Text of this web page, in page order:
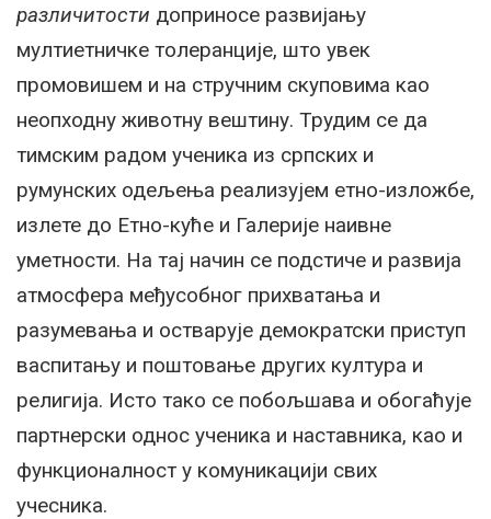
различитости доприносе развијању
мултиетничке толеранције, што увек
промовишем и на стручним скуповима као
неопходну животну вештину. Трудим се да
тимским радом ученика из српских и
румунских одељења реализујем етно-изложбе,
излете до Етно-куће и Галерије наивне
уметности. На тај начин се подстиче и развија
атмосфера међусобног прихватања и
разумевања и остварује демократски приступ
васпитању и поштовање других култура и
религија. Исто тако се побољшава и обогаћује
партнерски однос ученика и наставника, као и
функционалност у комуникацији свих
учесника.